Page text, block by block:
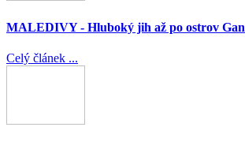
MALEDIVY - Hluboký jih až po ostrov Gan
Celý článek ...